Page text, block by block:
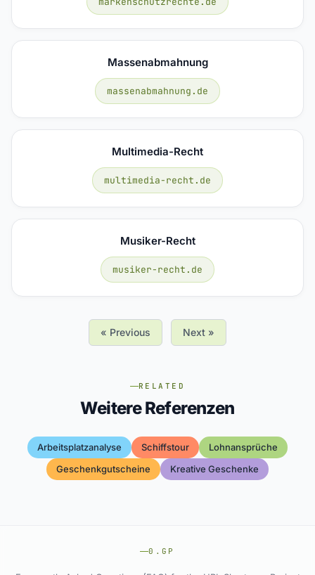
Massenabmahnung
massenabmahnung.de
Multimedia-Recht
multimedia-recht.de
Musiker-Recht
musiker-recht.de
« Previous Next »
RELATED
Weitere Referenzen
Arbeitsplatzanalyse Schiffstour
Lohnansprüche
Geschenkgutscheine
Kreative Geschenke
0.GP